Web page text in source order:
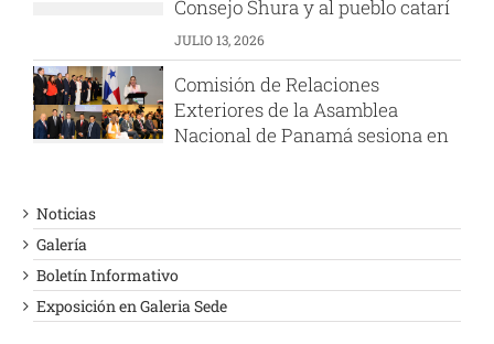
Consejo Shura y al pueblo catarí
JULIO 13, 2026
Comisión de Relaciones
Exteriores de la Asamblea
Nacional de Panamá sesiona en
PARLATINO felicita a la
Presidenta de la Asamblea
Popular Nacional de Argelia
JULIO 29, 2026
Noticias
Galería
Boletín Informativo
Exposición en Galeria Sede